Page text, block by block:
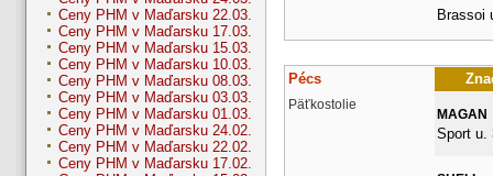
Ceny PHM v Maďarsku 22.03.
Ceny PHM v Maďarsku 17.03.
Ceny PHM v Maďarsku 15.03.
Ceny PHM v Maďarsku 10.03.
Ceny PHM v Maďarsku 08.03.
Ceny PHM v Maďarsku 03.03.
Ceny PHM v Maďarsku 01.03.
Ceny PHM v Maďarsku 24.02.
Ceny PHM v Maďarsku 22.02.
Ceny PHM v Maďarsku 17.02.
Brassoi
Pécs
Päťkostolie
MAGAN
Sport u.